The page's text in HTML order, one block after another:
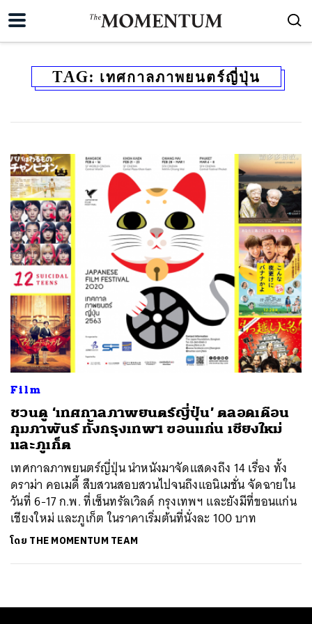
TAG: เทศกาลภาพยนตร์ญี่ปุ่น
Film
ชวนดู ‘เทศกาลภาพยนตร์ญี่ปุ่น’ ตลอดเดือน
กุมภาพันธ์ ทั้งกรุงเทพฯ ขอนแก่น เชียงใหม่
และภูเก็ต
เทศกาลภาพยนตร์ญี่ปุ่น นำหนังมาจัดแสดงถึง 14 เรื่อง ทั้ง
ดราม่า คอเมดี้ สืบสวนสอบสวนไปจนถึงแอนิเมชั่น จัดฉายใน
วันที่ 6-17 ก.พ. ที่เซ็นทรัลเวิลด์ กรุงเทพฯ และยังมีที่ขอนแก่น
เชียงใหม่ และภูเก็ต ในราคาเริ่มต้นที่นั่งละ 100 บาท
โดย THE MOMENTUM TEAM
ค้นหา
SHARE EMAIL